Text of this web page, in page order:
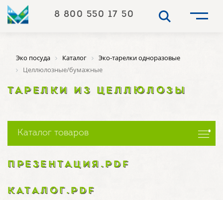
8 800 550 17 50
Эко посуда Каталог
Эко-тарелки одноразовые
Целлюлозные/бумажные
ТАРЕЛКИ ИЗ ЦЕЛЛЮЛОЗЫ
Каталог товаров
ПРЕЗЕНТАЦИЯ.PDF
КАТАЛОГ.PDF